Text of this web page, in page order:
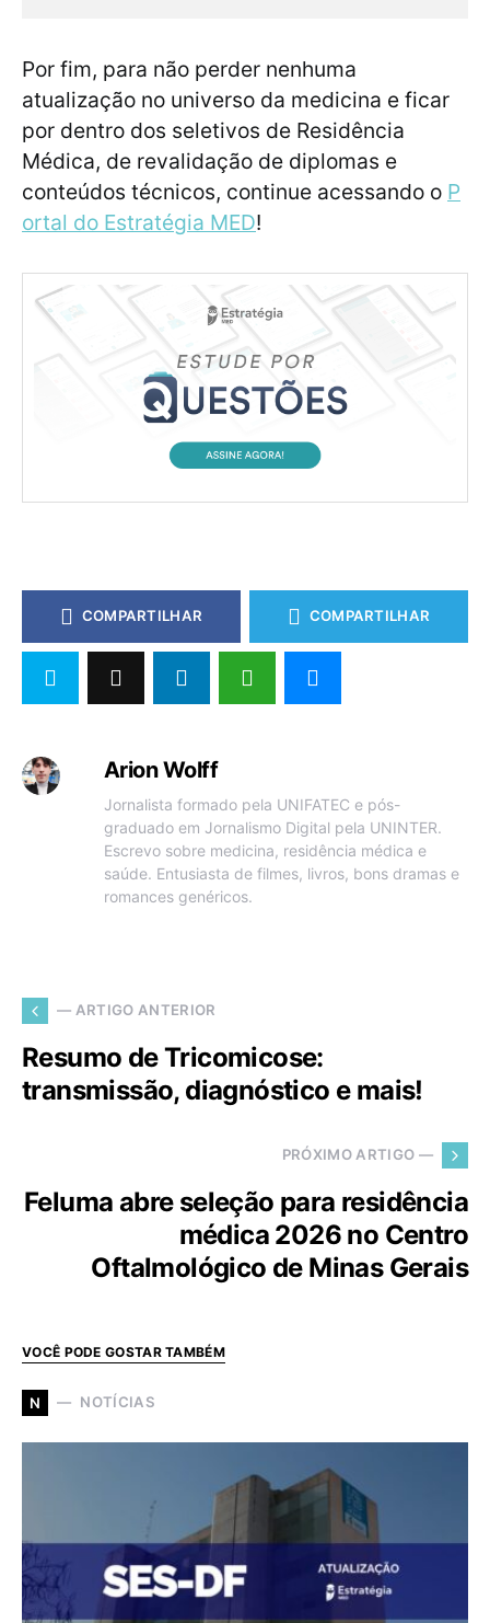
Por fim, para não perder nenhuma
atualização no universo da medicina e ficar
por dentro dos seletivos de Residência
Médica, de revalidação de diplomas e
conteúdos técnicos, continue acessando o P
ortal do Estratégia MED!
COMPARTILHAR COMPARTILHAR
Arion Wolff
Jornalista formado pela UNIFATEC e pós-
graduado em Jornalismo Digital pela UNINTER.
Escrevo sobre medicina, residência médica e
saúde. Entusiasta de filmes, livros, bons dramas e
romances genéricos.
— ARTIGO ANTERIOR
Resumo de Tricomicose:
transmissão, diagnóstico e mais!
PRÓXIMO ARTIGO —
Feluma abre seleção para residência
médica 2026 no Centro
Oftalmológico de Minas Gerais
VOCÊ PODE GOSTAR TAMBÉM
N NOTÍCIAS